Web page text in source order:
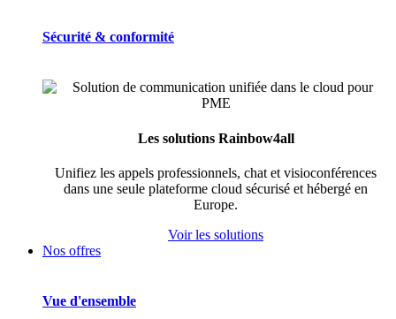
Sécurité & conformité
Les solutions Rainbow4all
Unifiez les appels professionnels, chat et visioconférences
dans une seule plateforme cloud sécurisé et hébergé en
Europe.
Voir les solutions
Nos offres
Vue d'ensemble